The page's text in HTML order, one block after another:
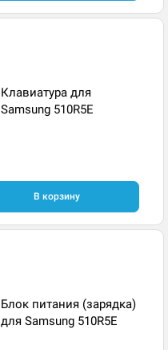
Клавиатура для
Samsung 510R5E
В корзину
Блок питания (зарядка)
для Samsung 510R5E